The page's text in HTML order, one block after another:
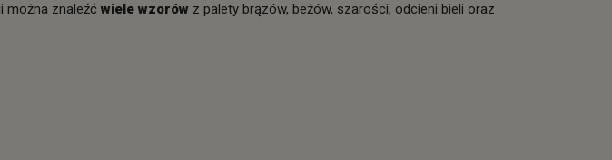
można znaleźć wiele wzorów z palety brązów, beżów, szarości, odcieni bieli oraz